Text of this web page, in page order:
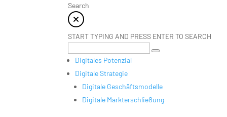
Search
START TYPING AND PRESS ENTER TO SEARCH
Digitales Potenzial
Digitale Strategie
Digitale Geschäftsmodelle
Digitale Markterschließung